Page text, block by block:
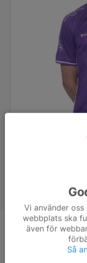
Position
-
Vi använder
webbplats ska
även för
Så